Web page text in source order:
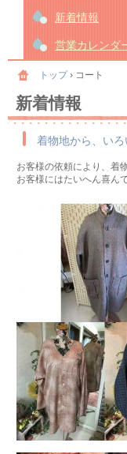
新着情報
営業カレンダ
トップ› コート
新着情報
着物地から、いろ
お客様の依頼により、着
お客様にはたいへん喜ん